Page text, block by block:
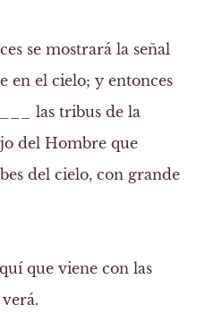
se mostrará la señal
en el cielo; y entonces
lastribus de la
del Hombre que
del cielo, con grande
que viene con las